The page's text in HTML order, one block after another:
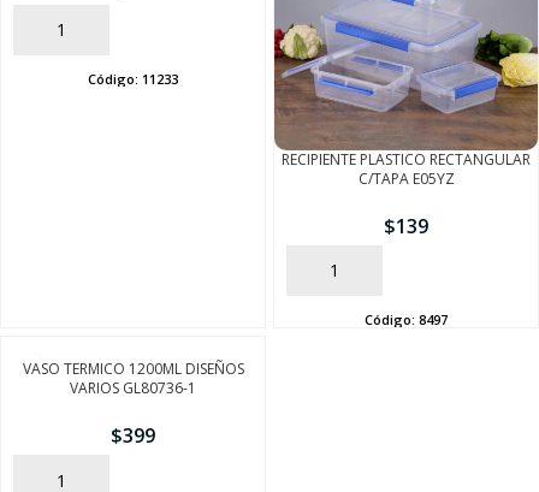
AÑADIR
Código: 11233
RECIPIENTE PLASTICO RECTANGULAR
C/TAPA E05YZ
$139
AÑADIR
Código: 8497
VASO TERMICO 1200ML DISEÑOS
VARIOS GL80736-1
$399
AÑADIR
FINALIZÁ TU COMPRA